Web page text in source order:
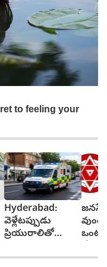
Hyderabad:
వెళ్లేటప్పుడు
ప్రియురాలితో
వచ్చేటప్పుడు
చీఫ్